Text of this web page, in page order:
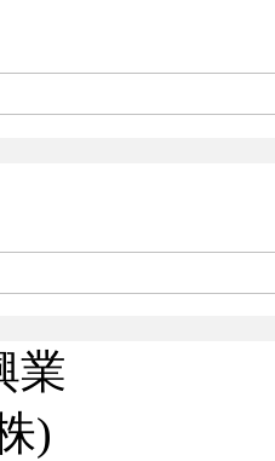
業
)